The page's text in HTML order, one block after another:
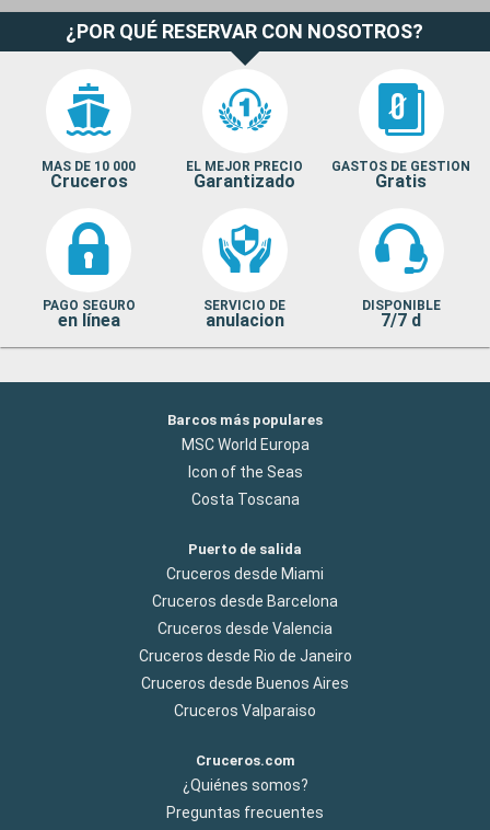
¿POR QUÉ RESERVAR CON NOSOTROS?
MAS DE 10 000
Cruceros
EL MEJOR PRECIO
Garantizado
GASTOS DE GESTION
Gratis
PAGO SEGURO
en línea
SERVICIO DE
anulacion
DISPONIBLE
7/7 d
Barcos más populares
MSC World Europa
Icon of the Seas
Costa Toscana
Puerto de salida
Cruceros desde Miami
Cruceros desde Barcelona
Cruceros desde Valencia
Cruceros desde Rio de Janeiro
Cruceros desde Buenos Aires
Cruceros Valparaiso
Cruceros.com
¿Quiénes somos?
Preguntas frecuentes